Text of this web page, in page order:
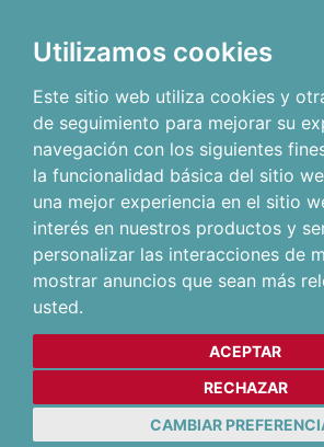
Utilizamos cookies
Este sitio web utiliza cookies y
de seguimiento para mejorar su
navegación con los siguientes
la funcionalidad básica del sitio
una mejor experiencia en el sitio
interés en nuestros productos y
personalizar las interacciones de
mostrar anuncios que sean más
usted.
ACEPTAR
RECHAZAR
CAMBIAR